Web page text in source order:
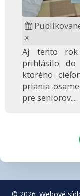
x
Aj tento rok
prihlásilo do
ktorého
priania
pre seniorov....